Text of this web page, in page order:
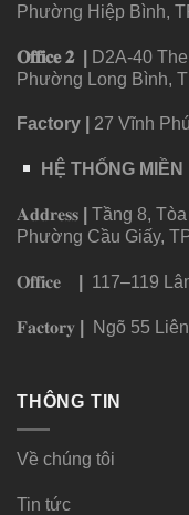
Phường Hiệp Bình,
𝐎𝐟𝐟𝐢𝐜𝐞 𝟐
D2A-40
Phường Long Bình,
Factory 27 Vĩnh
HỆ THỐNG
𝐀𝐝𝐝𝐫𝐞𝐬𝐬
Tầng 8,
Phường Cầu Giấy,
𝐎𝐟𝐟𝐢𝐜𝐞 117–119
𝐅𝐚𝐜𝐭𝐨𝐫𝐲 Ngõ 55
THÔNG TIN
Về chúng tôi
Tin tức